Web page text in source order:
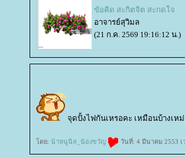
ขัอคิด สะกิตจิต สะกดใจ
อาจารย์สุวิมล
(21 ก.ค. 2569 19:16:12 น.)
จุดปั้งไฟกันเหรอคะ เหมือนบ้างเห
ดย: น้าหนูนีล_น้องขวัญ วันที่: 4 มีนาคม 2553 เ